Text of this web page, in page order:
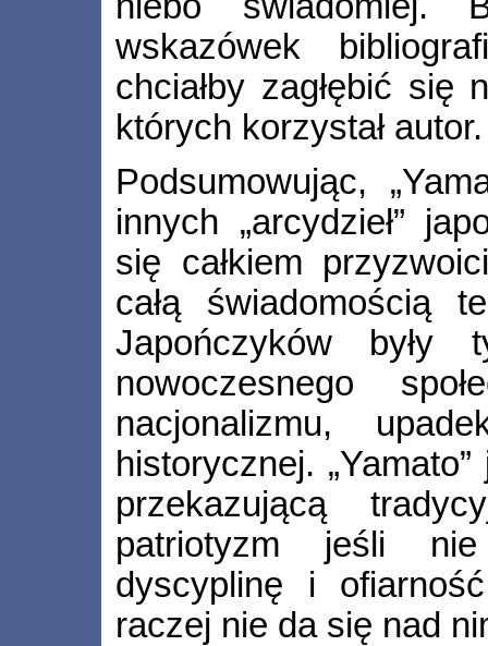
wskazówek
chciałby zagłębić
których korzystał autor.
Podsumowując,
innych „arcydzieł”
się całkiem
całą świadomością
Japończyków były
nowoczesnego
nacjonalizmu,
historycznej.
przekazującą
patriotyzm jeśli nie
dyscyplinę i
raczej nie da się nad